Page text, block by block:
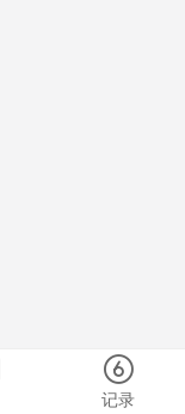
记录